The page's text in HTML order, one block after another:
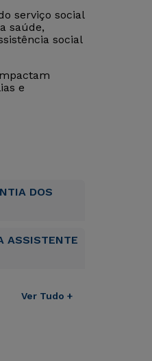
serviço social
saúde,
social
e
DOS
ASSISTENTE
Ver Tudo +